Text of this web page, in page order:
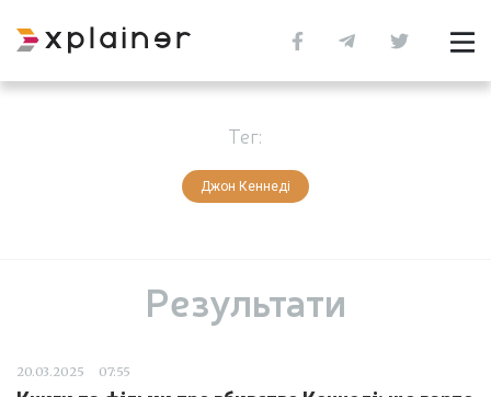
Тег:
Джон Кеннеді
Результати
20.03.2025 07:55